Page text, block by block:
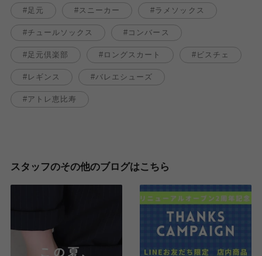
足元 スニーカー ラメソックス
チュールソックス コンバース
足元倶楽部 ロングスカート ビスチェ
レギンス バレエシューズ
アトレ恵比寿
スタッフのその他のブログはこちら